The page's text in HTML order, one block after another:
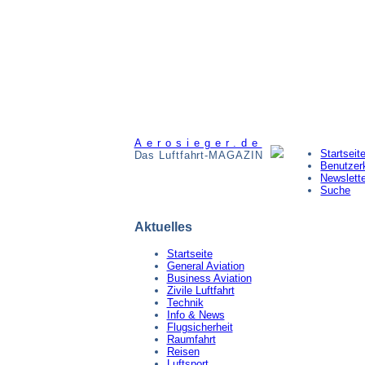
Aerosieger.de
Das Luftfahrt-MAGAZIN
Startseite
Suche
Aktuelles
Startseite
General Aviation
Business Aviation
Zivile Luftfahrt
Technik
Info & News
Flugsicherheit
Raumfahrt
Reisen